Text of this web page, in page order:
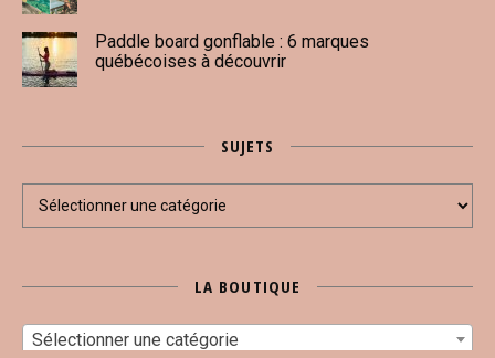
Paddle board gonflable : 6 marques
québécoises à découvrir
SUJETS
Sujets
LA BOUTIQUE
Sélectionner une catégorie